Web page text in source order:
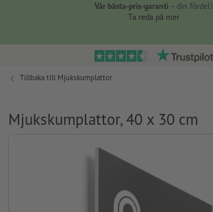
Vår bästa-pris-garanti – din fördel!
Ta reda på mer
Tillbaka till Mjukskumplattor
Mjukskumplattor, 40 x 30 cm